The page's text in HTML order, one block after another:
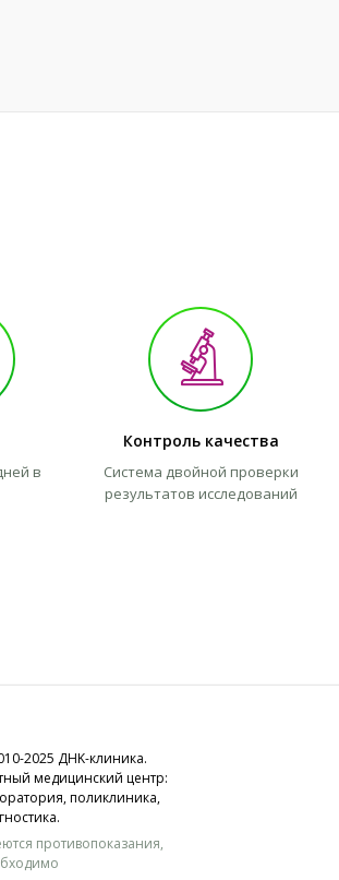
в
Контроль качества
Система двойной проверки
результатов исследований
2025 ДНK-клиника.
медицинский центр:
поликлиника,
противопоказания,